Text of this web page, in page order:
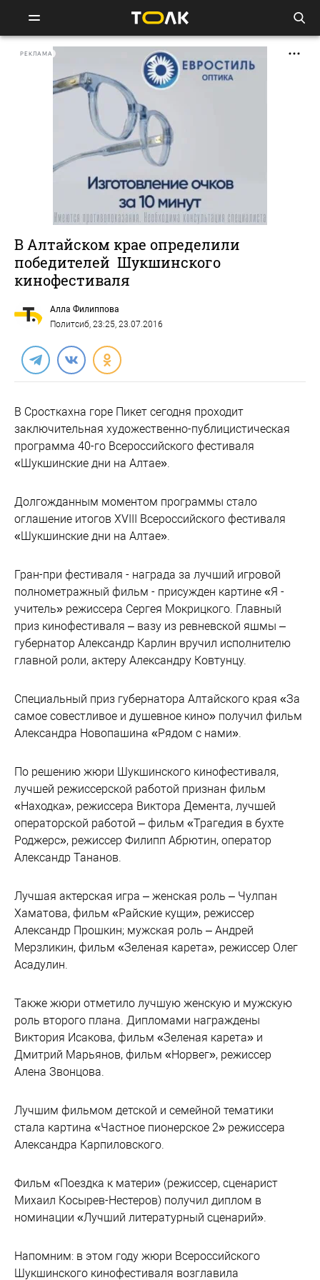
РЕКЛАМА
В Алтайском крае определили
победителей Шукшинского
кинофестиваля
Алла Филиппова
Политсиб, 23:25, 23.07.2016
В Сросткахна горе Пикет сегодня проходит
заключительная художественно-публицистическая
программа 40-го Всероссийского фестиваля
«Шукшинские дни на Алтае».
Долгожданным моментом программы стало
оглашение итогов XVIII Всероссийского фестиваля
«Шукшинские дни на Алтае».
Гран-при фестиваля - награда за лучший игровой
полнометражный фильм - присужден картине «Я -
учитель» режиссера Сергея Мокрицкого. Главный
приз кинофестиваля – вазу из ревневской яшмы –
губернатор Александр Карлин вручил исполнителю
главной роли, актеру Александру Ковтунцу.
Специальный приз губернатора Алтайского края «За
самое совестливое и душевное кино» получил фильм
Александра Новопашина «Рядом с нами».
По решению жюри Шукшинского кинофестиваля,
лучшей режиссерской работой признан фильм
«Находка», режиссера Виктора Демента, лучшей
операторской работой – фильм «Трагедия в бухте
Роджерс», режиссер Филипп Абрютин, оператор
Александр Тананов.
Лучшая актерская игра – женская роль – Чулпан
Хаматова, фильм «Райские кущи», режиссер
Александр Прошкин; мужская роль – Андрей
Мерзликин, фильм «Зеленая карета», режиссер Олег
Асадулин.
Также жюри отметило лучшую женскую и мужскую
роль второго плана. Дипломами награждены
Виктория Исакова, фильм «Зеленая карета» и
Дмитрий Марьянов, фильм «Норвег», режиссер
Алена Звонцова.
Лучшим фильмом детской и семейной тематики
стала картина «Частное пионерское 2» режиссера
Александра Карпиловского.
Фильм «Поездка к матери» (режиссер, сценарист
Михаил Косырев-Нестеров) получил диплом в
номинации «Лучший литературный сценарий».
Напомним: в этом году жюри Всероссийского
Шукшинского кинофестиваля возглавила